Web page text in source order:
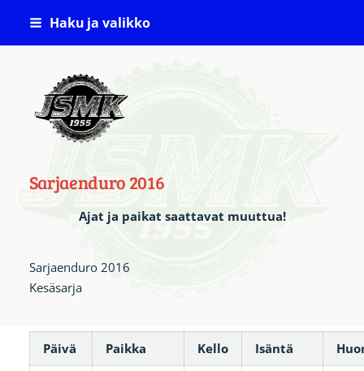
Siirry
Haku ja valikko
Jämsän Seudun Moottorikerho ( JSMK )
Sarjaenduro 2016
Ajat ja paikat saattavat muuttua!
Sarjaenduro 2016
Kesäsarja
Päivä Paikka Kello Isäntä